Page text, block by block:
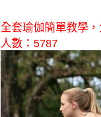
全套瑜伽簡單教學
人數：5787